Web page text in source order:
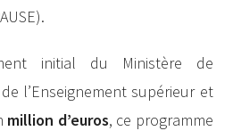
initial du Ministère de
l’Enseignement supérieur et
million d’euros, ce programme